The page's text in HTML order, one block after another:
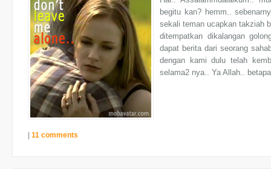
begitu kan? hemm..
sekali teman ucapkan takziah
ditempatkan dikalangan
dapat berita dari seorang
dengan kami dulu telah
selama2 nya.. Ya Allah..
| 11 comments